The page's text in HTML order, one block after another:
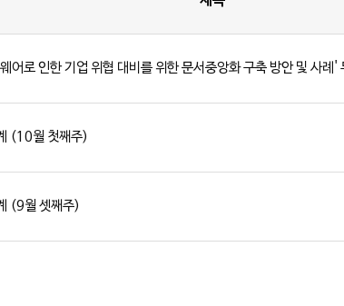
어로 인한 기업 위협 대비를 위한 문서중앙화 구축 방안 및 사
(10월 첫째주)
(9월 셋째주)